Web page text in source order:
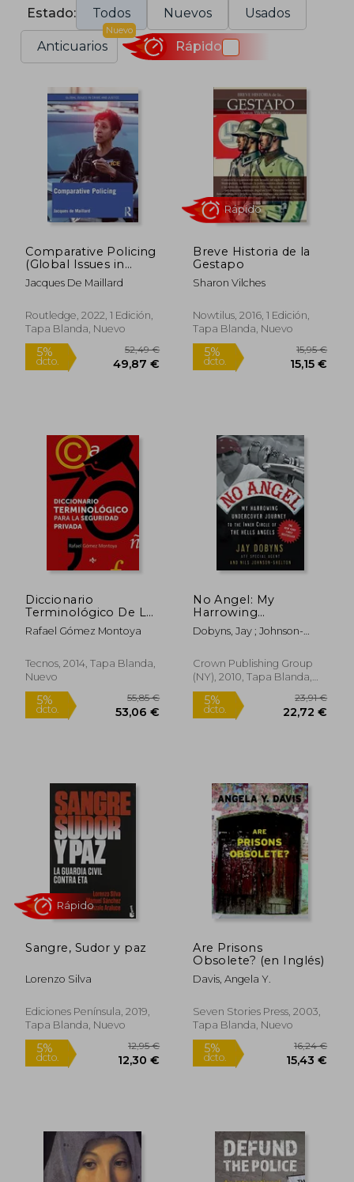
Estado: Todos Nuevos Usados
Anticuarios
Nuevo
Rápido
Comparative Policing
(Global Issues in
Crime and Justice) (en
Inglés)
Jacques De Maillard
Routledge, 2022, 1 Edición,
Tapa Blanda, Nuevo
5%
dcto. 49,87 €
Breve Historia de la
Gestapo
Sharon Vilches
Nowtilus, 2016, 1 Edición,
Tapa Blanda, Nuevo
5%
dcto.
Diccionario
Terminológico De La
Seguridad Privada
(ventana Abierta)
Rafael Gómez Montoya
Tecnos, 2014, Tapa Blanda,
Nuevo
5%
dcto.
No Angel: My
Harrowing
Undercover Journey
to the Inner Circle of
Inglés)
Dobyns, Jay ; Johnson-
Crown Publishing Group
(NY), 2010, Tapa Blanda,
Nuevo
5%
dcto.
Sangre, Sudor y paz
Lorenzo Silva
Ediciones Península, 2019,
Tapa Blanda, Nuevo
Rápido
Are Prisons
Obsolete? (en Inglés)
Davis, Angela Y.
Seven Stories Press, 2003,
Tapa Blanda, Nuevo